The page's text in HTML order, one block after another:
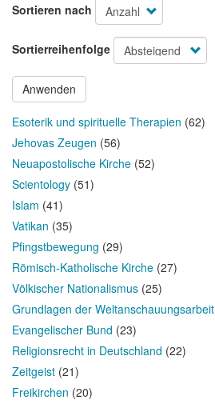
Sortieren nach
Sortierreihenfolge
Anwenden
Esoterik und spirituelle Therapien (62)
Jehovas Zeugen (56)
Neuapostolische Kirche (52)
Scientology (51)
Islam (41)
Vatikan (35)
Pfingstbewegung (29)
Römisch-Katholische Kirche (27)
Völkischer Nationalismus (25)
Grundlagen der Weltanschauungsarbeit
Evangelischer Bund (23)
Religionsrecht in Deutschland (22)
Zeitgeist (21)
Freikirchen (20)